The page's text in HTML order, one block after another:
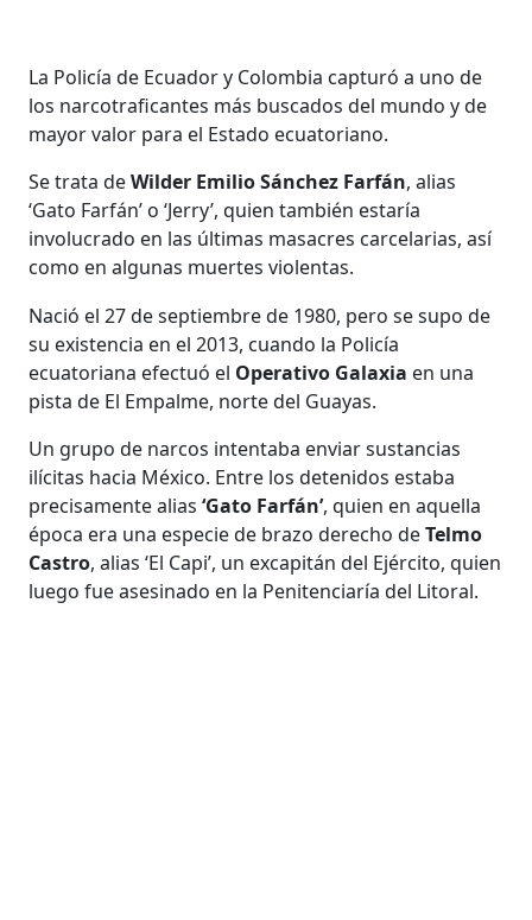
La Policía de Ecuador y Colombia capturó a uno de
los narcotraficantes más buscados del mundo y de
mayor valor para el Estado ecuatoriano.
Se trata deWilder Emilio Sánchez Farfán, alias
‘Gato Farfán’ o ‘Jerry’, quien también estaría
involucrado en las últimas masacres carcelarias, así
como en algunas muertes violentas.
Nació el 27 de septiembre de 1980, pero se supo de
su existencia en el 2013, cuando la Policía
ecuatoriana efectuó el Operativo Galaxia en una
pista de El Empalme, norte del Guayas.
Un grupo de narcos intentaba enviar sustancias
ilícitas hacia México. Entre los detenidos estaba
precisamente alias ‘Gato Farfán’, quien en aquella
época era una especie de brazo derecho deTelmo
Castro, alias ‘El Capi’, un excapitán del Ejército, quien
luego fue asesinado en la Penitenciaría del Litoral.